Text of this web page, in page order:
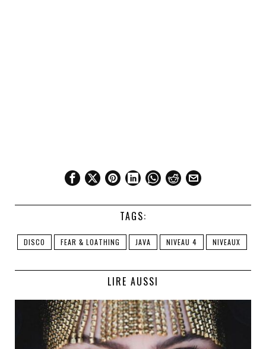
TAGS:
DISCO FEAR & LOATHING JAVA NIVEAU 4 NIVEAUX
LIRE AUSSI